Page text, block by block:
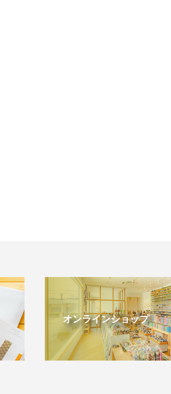
オンラインショップ